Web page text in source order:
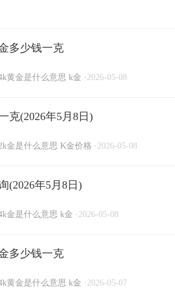
多少钱一克
黄金是什么意思 k金 · 2026-05-08
克(2026年5月8日)
金是什么意思 K金价格 · 2026-05-08
(2026年5月8日)
金是什么意思 k金 · 2026-05-08
多少钱一克
黄金是什么意思 k金 · 2026-05-07